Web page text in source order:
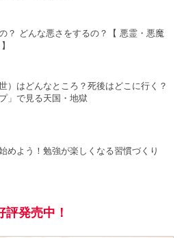
？ どんな悪さをするの？【 悪霊・悪魔
）はどんなところ？死後はどこに行く？
」で見る天国・地獄
めよう！勉強が楽しくなる習慣づくり
評発売中！